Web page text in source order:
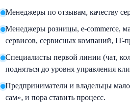
Менеджеры по отзывам, качеству
Менеджеры розницы, e-commerce,
сервисов, сервисных компаний, IT-
Специалисты первой линии (чат,
подняться до уровня управления
Предприниматели и владельцы
сам», и пора ставить процесс.